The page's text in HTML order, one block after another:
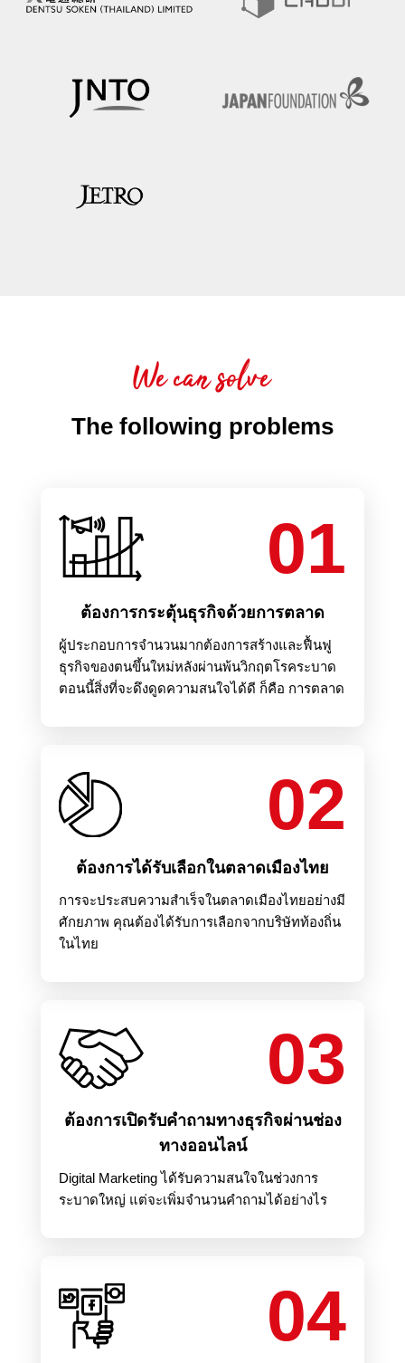
We can solve
The following problems
01
ต้องการกระตุ้นธุรกิจด้วยการตลาด
ผู้ประกอบการจำนวนมากต้องการสร้างและฟื้นฟู
ธุรกิจของตนขึ้นใหม่หลังผ่านพ้นวิกฤตโรคระบาด
ตอนนี้สิ่งที่จะดึงดูดความสนใจได้ดี ก็คือ การตลาด
02
ต้องการได้รับเลือกในตลาดเมืองไทย
การจะประสบความสำเร็จในตลาดเมืองไทยอย่างมี
ศักยภาพ คุณต้องได้รับการเลือกจากบริษัทท้องถิ่น
ในไทย
03
ต้องการเปิดรับคำถามทางธุรกิจผ่านช่อง
ทางออนไลน์
Digital Marketing ได้รับความสนใจในช่วงการ
ระบาดใหญ่ แต่จะเพิ่มจำนวนคำถามได้อย่างไร
04